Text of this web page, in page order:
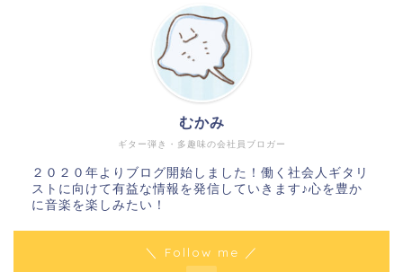
ギター弾き・多趣味の会社員ブロガー
むかみ
２０２０年よりブログ開始しました！働く社会人ギタリ
ストに向けて有益な情報を発信していきます♪心を豊か
に音楽を楽しみたい！
＼ Follow me ／